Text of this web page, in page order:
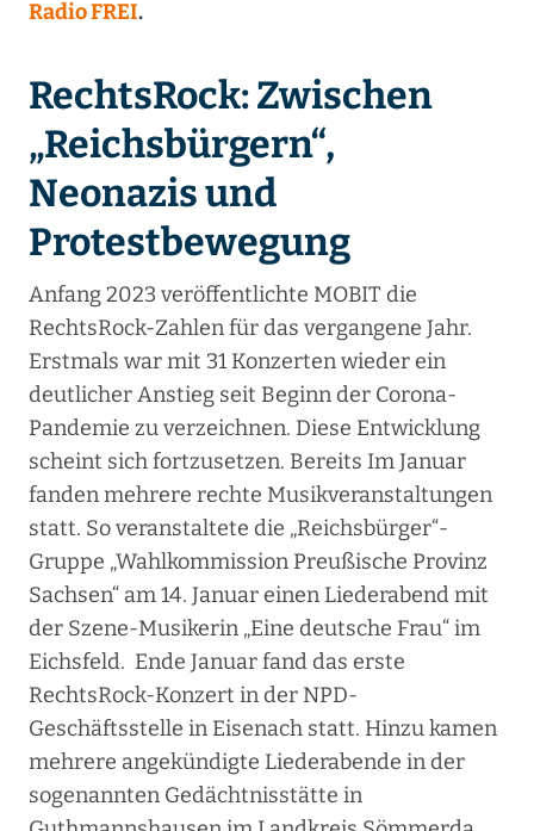
Radio FREI.
RechtsRock: Zwischen
„Reichsbürgern“,
Neonazis und
Protestbewegung
Anfang 2023 veröffentlichte MOBIT die
RechtsRock-Zahlen für das vergangene Jahr.
Erstmals war mit 31 Konzerten wieder ein
deutlicher Anstieg seit Beginn der Corona-
Pandemie zu verzeichnen. Diese Entwicklung
scheint sich fortzusetzen. Bereits Im Januar
fanden mehrere rechte Musikveranstaltungen
statt. So veranstaltete die „Reichsbürger“-
Gruppe „Wahlkommission Preußische Provinz
Sachsen“ am 14. Januar einen Liederabend mit
der Szene-Musikerin „Eine deutsche Frau“ im
Eichsfeld. Ende Januar fand das erste
RechtsRock-Konzert in der NPD-
Geschäftsstelle in Eisenach statt. Hinzu kamen
mehrere angekündigte Liederabende in der
sogenannten Gedächtnisstätte in